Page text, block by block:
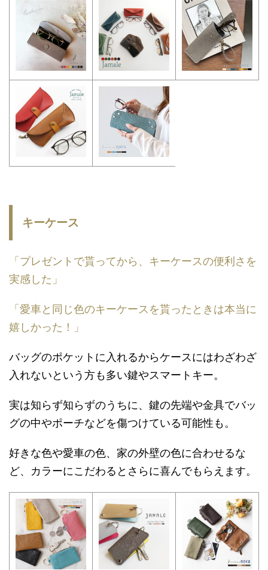
キーケース
「プレゼントで貰ってから、キーケースの便利さを
実感した」
「愛車と同じ色のキーケースを貰ったときは本当に
嬉しかった！」
バッグのポケットに入れるからケースにはわざわざ
入れないという方も多い鍵やスマートキー。
実は知らず知らずのうちに、鍵の先端や金具でバッ
グの中やポーチなどを傷つけている可能性も。
好きな色や愛車の色、家の外壁の色に合わせるな
ど、カラーにこだわるとさらに喜んでもらえます。